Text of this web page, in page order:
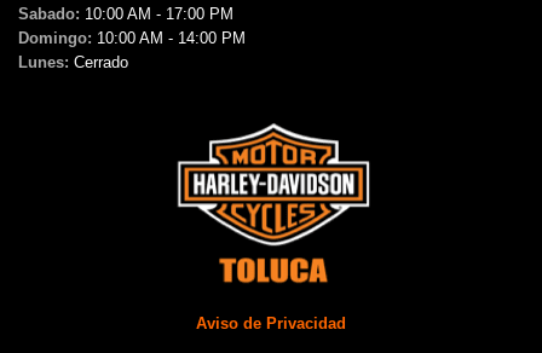
Sabado: 10:00 AM - 17:00 PM
Domingo: 10:00 AM - 14:00 PM
Lunes: Cerrado
Aviso de Privacidad